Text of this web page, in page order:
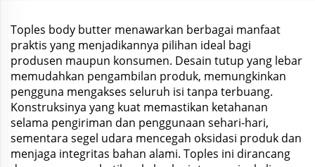
Toples body butter menawarkan berbagai manfaat
praktis yang menjadikannya pilihan ideal bagi
produsen maupun konsumen. Desain tutup yang lebar
memudahkan pengambilan produk, memungkinkan
pengguna mengakses seluruh isi tanpa terbuang.
Konstruksinya yang kuat memastikan ketahanan
selama pengiriman dan penggunaan sehari-hari,
sementara segel udara mencegah oksidasi produk dan
menjaga integritas bahan alami. Toples ini dirancang